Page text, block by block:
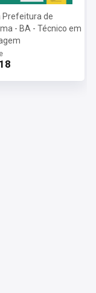
Prefeitura de
- BA - Técnico em